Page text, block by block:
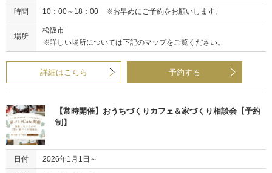
時間 10：00～18：00 ※お早めにご予約をお願いします。
場所
松阪市
※詳しい場所については下記のマップをご覧ください。
詳細はこちら 予約する
【常時開催】おうちづくりカフェ＆家づくり相談会【予約
制】
日付 2026年1月1日～